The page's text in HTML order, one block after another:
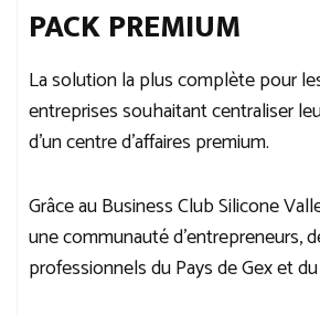
PACK PREMIUM
La solution la plus complète pour
entreprises souhaitant centraliser
d’un centre d’affaires premium.
Grâce au Business Club Silicone
une communauté d’entrepreneurs,
professionnels du Pays de Gex et